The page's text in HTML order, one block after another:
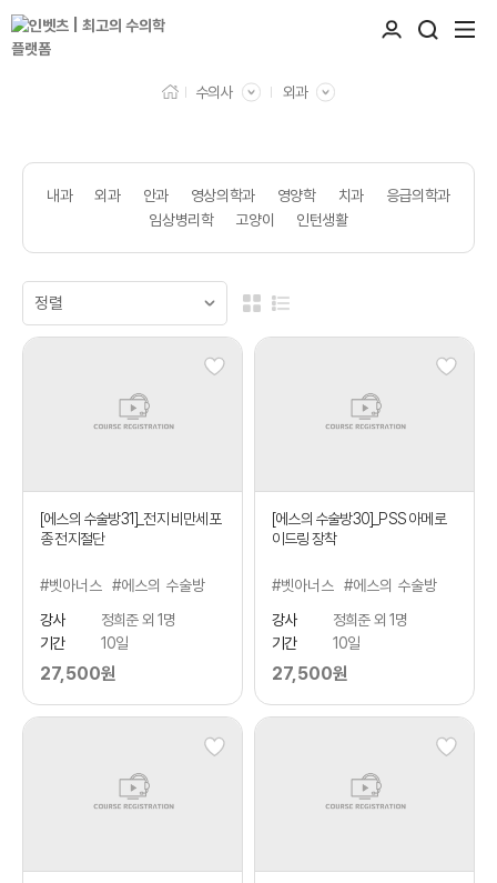
수의사 외과
내과 외과 안과 영상의학과 영양학 치과
응급의학과
임상병리학
고양이 인턴생활
[에스의 수술방31]_전지 비만세포
종 전지절단
#벳아너스 #에스의 수술방
강사
정희준 외 1명
기간
10일
27,500원
[에스의 수술방30]_PSS 아메로
이드링 장착
#벳아너스 #에스의 수술방
강사
정희준 외 1명
기간
10일
27,500원